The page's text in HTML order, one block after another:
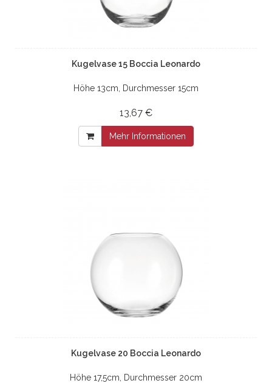
Kugelvase 15 Boccia Leonardo
Höhe 13cm, Durchmesser 15cm
13,67 €
Mehr Informationen
Kugelvase 20 Boccia Leonardo
Höhe 17,5cm, Durchmesser 20cm